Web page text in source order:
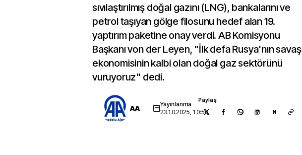
sıvılaştırılmış doğal gazını (LNG), bankalarını ve
petrol taşıyan gölge filosunu hedef alan 19.
yaptırım paketine onay verdi. AB Komisyonu
Başkanı von der Leyen, "İlk defa Rusya'nın savaş
ekonomisinin kalbi olan doğal gaz sektörünü
vuruyoruz" dedi.
AA
Yayınlanma
23.10.2025, 10:56
Paylaş
N